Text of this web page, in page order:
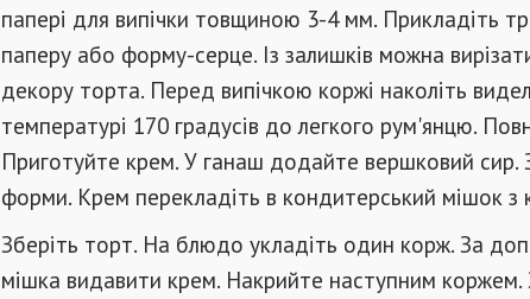
папері для випічки товщиною 3-4 мм. Прикладіть
паперу або форму-серце. Із залишків можна
декору торта. Перед випічкою коржі наколіть
температурі 170 градусів до легкого рум'янцю.
Приготуйте крем. У ганаш додайте вершковий сир.
форми. Крем перекладіть в кондитерський мішок з
Зберіть торт. На блюдо укладіть один корж. За
мішка видавити крем. Накрийте наступним коржем.